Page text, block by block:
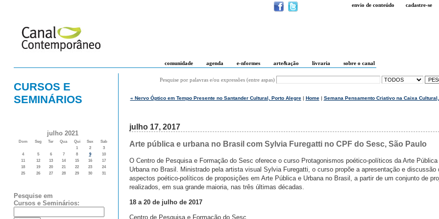
envio de conteúdo cadastre-se
comunidade agenda e-nformes arte&ação livraria sobre o canal
CURSOS E
SEMINÁRIOS
julho 2021
Dom Seg Ter Qua Qui Sex
Sab
1
2
3
4
5 6 7 8 9
10
11
12 13 14 15 16
17
18
19 20 21 22 23
24
25
26 27 28 29 30 31
Pesquise em
Cursos e Seminários:
Pesquise por palavras e/ou expressões (entre aspas)
« Nervo Óptico em Tempo Presente no Santander Cultural, Porto Alegre| Home| Semana Pensamento Criativo na Caixa
julho 17, 2017
Arte pública e urbana no Brasil com Sylvia Furegatti no CPF do Sesc, São Paulo
O Centro de Pesquisa e Formação do Sesc oferece o curso Protagonismos poético-políticos da Arte Pública
Urbana no Brasil. Ministrado pela artista visual Sylvia Furegatti, o curso propõe a apresentação e discussão
aspectos poético-políticos de proposições em Arte Pública e Urbana no Brasil, a partir de um conjunto de
realizados, em sua grande maioria, nas três últimas décadas.
18 a 20 de julho de 2017
Centro de Pesquisa e Formação do Sesc